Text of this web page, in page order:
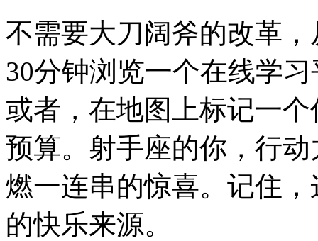
不需要大刀阔斧的改革
30分钟浏览一个在线学
或者，在地图上标记一
预算。射手座的你，行
燃一连串的惊喜。记住
的快乐来源。